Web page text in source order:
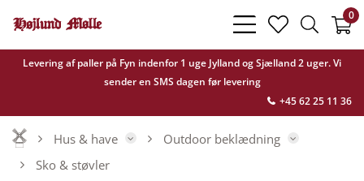
Levering af paller på Fyn indenfor 1 uge Jylland og Sjælland 2 uger. Vi
sender en SMS dagen før levering
+45 62 25 11 36
bars
light
heart
light
search
light
0
Hus & have
Outdoor beklædning
Sko & støvler